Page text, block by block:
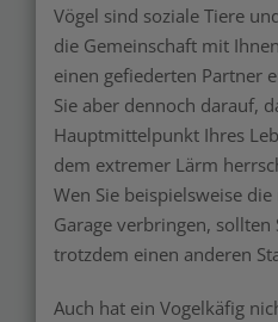
Vögel sind soziale Tiere
die Gemeinschaft mit
einen gefiederten Partner
Sie aber dennoch darauf,
Hauptmittelpunkt Ihres
dem extremer Lärm
Wen Sie beispielsweise
Garage verbringen, sollten
trotzdem einen anderen
Auch hat ein Vogelkäfig